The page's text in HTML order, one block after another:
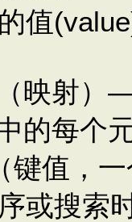
值
映射）
的每个
键值，
或搜索